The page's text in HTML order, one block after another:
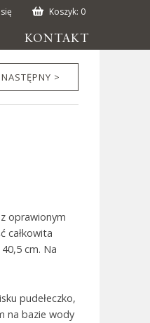
Koszyk: 0
KONTAKT
NASTĘPNY >
oprawionym
całkowita
cm. Na
pudełeczko,
na bazie wody